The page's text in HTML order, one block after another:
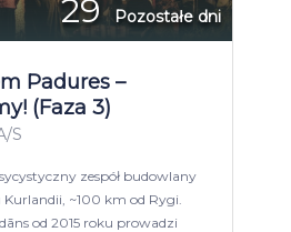
29 Pozostałe dni
Padures –
(Faza 3)
S
zespół budowlany
Kurlandii, ~100 km od Rygi.
od 2015 roku prowadzi